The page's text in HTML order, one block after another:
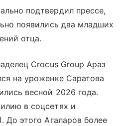
подтвердил прессе,
появились два младших
отца.
Crocus Group Араз
на уроженке Саратова
весной 2026 года.
в соцсетях и
До этого Агаларов более